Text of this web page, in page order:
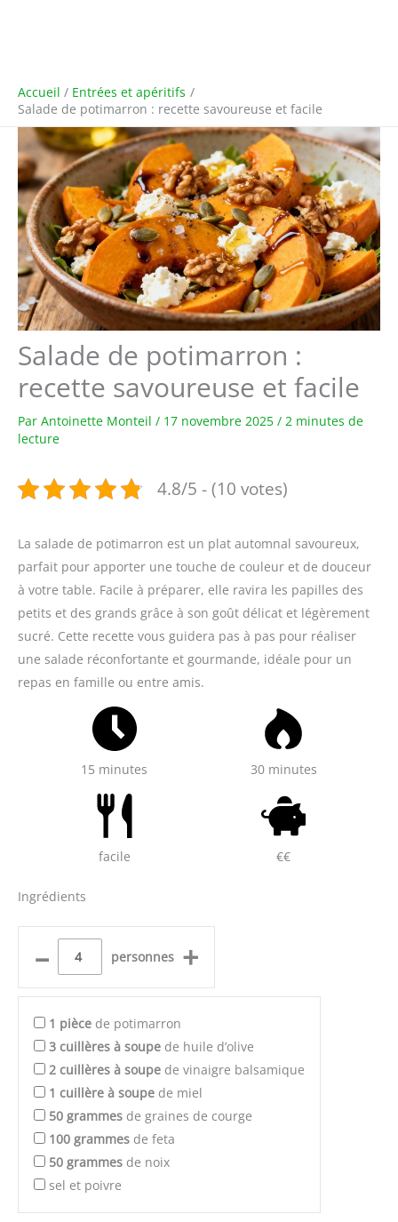
Accueil
Entrées et apéritifs
Salade de potimarron : recette savoureuse et facile
Salade de potimarron :
recette savoureuse et facile
Par Antoinette Monteil / 17 novembre 2025 / 2 minutes de
lecture
4.8/5 - (10 votes)
La salade de potimarron est un plat automnal savoureux,
parfait pour apporter une touche de couleur et de douceur
à votre table. Facile à préparer, elle ravira les papilles des
petits et des grands grâce à son goût délicat et légèrement
sucré. Cette recette vous guidera pas à pas pour réaliser
une salade réconfortante et gourmande, idéale pour un
repas en famille ou entre amis.
15 minutes 30 minutes
facile €€
Ingrédients
– personnes +
1 pièce de potimarron
3 cuillères à soupe de huile d’olive
2 cuillères à soupe de vinaigre balsamique
1 cuillère à soupe de miel
50 grammes de graines de courge
100 grammes de feta
50 grammes de noix
sel et poivre